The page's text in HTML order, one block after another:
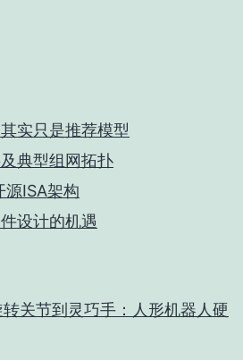
实只是推荐模型
典型组网拓扑
源ISA架构
设计的机遇
转关节到灵巧手：人形机器人硬